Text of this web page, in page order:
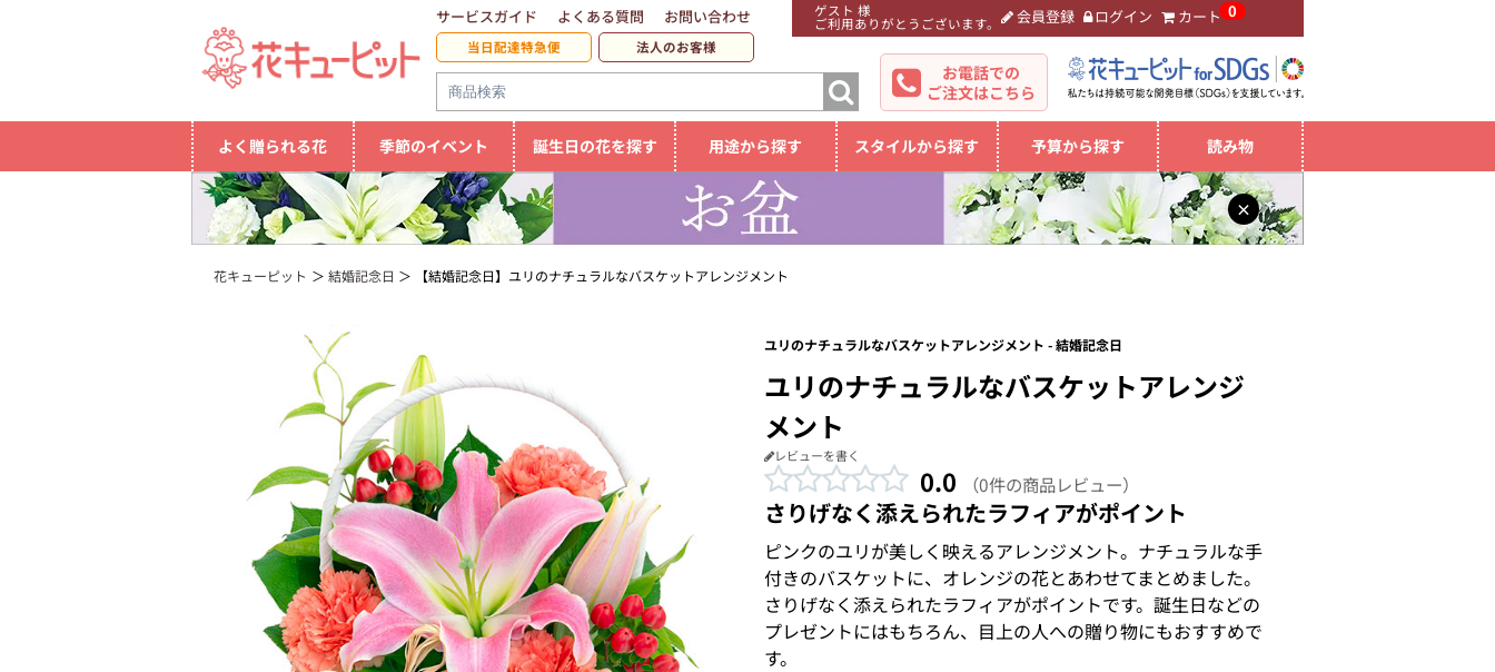
ゲスト 様
ご利用ありがとうございます。 会員登録 ログイン カート 0
サービスガイド よくある質問 お問い合わせ
当日配達特急便 法人のお客様
お電話での
ご注文はこちら
よく贈られる花 季節のイベント 誕生日の花を探す 用途から探す スタイルから探す 予算から探す 読み物
×
花キューピット 結婚記念日 【結婚記念日】ユリのナチュラルなバスケットアレンジメント
ユリのナチュラルなバスケットアレンジメント - 結婚記念日
ユリのナチュラルなバスケットアレンジ
メント
レビューを書く
0.0 （0件の商品レビュー）
さりげなく添えられたラフィアがポイント
ピンクのユリが美しく映えるアレンジメント。ナチュラルな手
付きのバスケットに、オレンジの花とあわせてまとめました。
さりげなく添えられたラフィアがポイントです。誕生日などの
プレゼントにはもちろん、目上の人への贈り物にもおすすめで
す。